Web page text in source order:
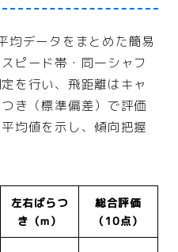
均データをまとめた簡易
ピード帯・同一シャフ
を行い、飛距離はキャ
き（標準偏差）で評価
均値を示し、傾向把握
左右ばらつ
き（m）
総合評価
（10点）